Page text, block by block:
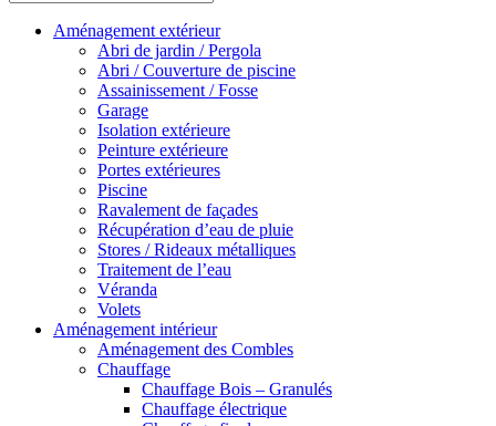
Aménagement extérieur
Abri de jardin / Pergola
Abri / Couverture de piscine
Assainissement / Fosse
Garage
Isolation extérieure
Peinture extérieure
Portes extérieures
Piscine
Ravalement de façades
Récupération d’eau de pluie
Stores / Rideaux métalliques
Traitement de l’eau
Véranda
Volets
Aménagement intérieur
Aménagement des Combles
Chauffage
Chauffage Bois – Granulés
Chauffage électrique